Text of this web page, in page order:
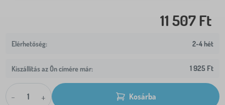
11 507 Ft
2-4 hét
Kiszállítás az Ön címére már: 1 925 Ft
- + Kosárba